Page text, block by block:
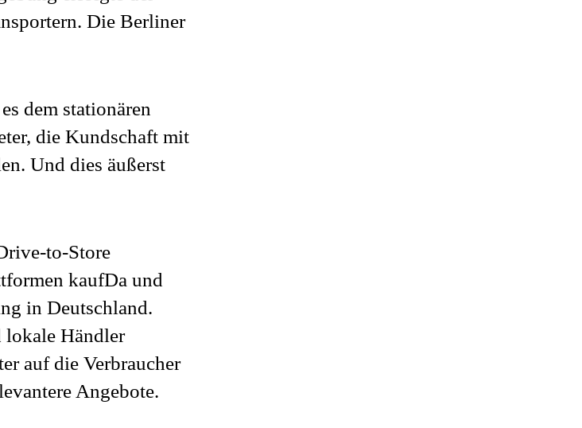
Die Berliner
dem stationären
die Kundschaft mit
Und dies äußerst
to-Store
kaufDa und
in Deutschland.
Händler
auf die Verbraucher
Angebote.